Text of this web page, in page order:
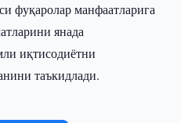
фуқаролар манфаатларига
янада
иқтисодиётни
таъкидлади.